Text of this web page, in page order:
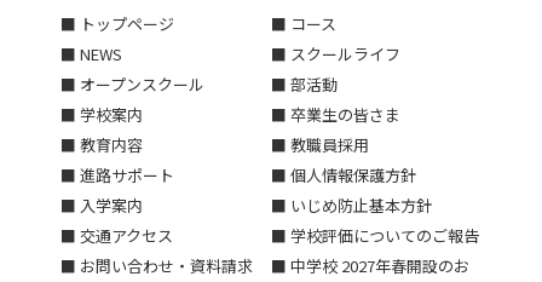
■ トップページ
■ NEWS
■ オープンスクール
■ 学校案内
■ 教育内容
■ 進路サポート
■ 入学案内
■ 交通アクセス
■ お問い合わせ・資料請求
■ コース
■ スクールライフ
■ 部活動
■ 卒業生の皆さま
■ 教職員採用
■ 個人情報保護方針
■ いじめ防止基本方針
■ 学校評価についてのご報告
■ 中学校 2027年春開設のお